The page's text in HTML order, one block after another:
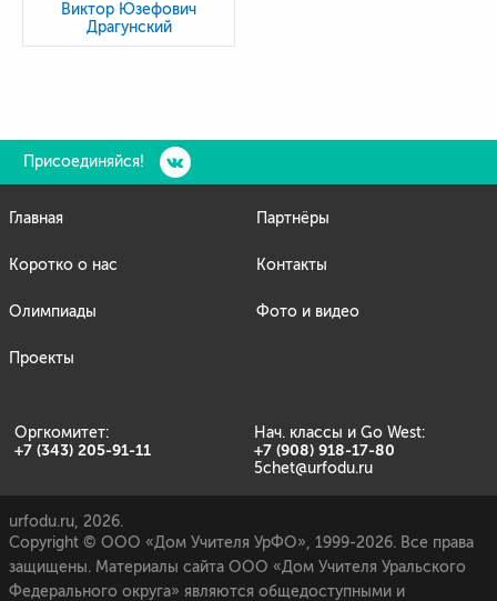
Виктор Юзефович
Драгунский
Присоединяйся!
Главная
Коротко о нас
Олимпиады
Проекты
Партнёры
Контакты
Фото и видео
Оргкомитет: Нач. классы и Go West:
+7 (343) 205-91-11 +7 (908) 918-17-80
5chet@urfodu.ru
urfodu.ru, 2026.
Copyright © ООО «Дом Учителя УрФО», 1999-2026. Все права
защищены. Материалы сайта ООО «Дом Учителя Уральского
Федерального округа» являются общедоступными и